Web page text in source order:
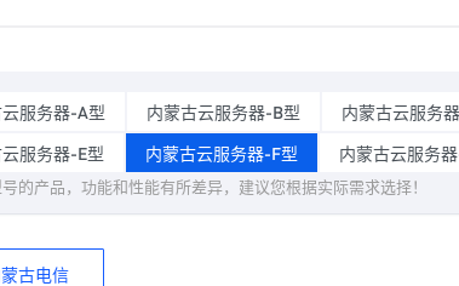
服务器-A型
内蒙古云服务器-B型 内蒙古云服务
服务器-E型
内蒙古云服务器-F型 内蒙古云服务
的产品，功能和性能有所差异，建议您根据实际需求选择！
古电信